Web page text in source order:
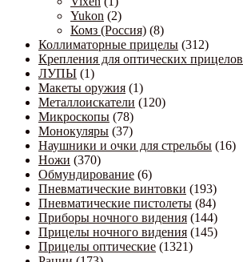
Yukon (2)
Комз (Россия) (8)
Коллиматорные прицелы (312)
Крепления для оптических прицелов
ЛУПЫ (1)
Макеты оружия (1)
Металлоискатели (120)
Микроскопы (78)
Монокуляры (37)
Наушники и очки для стрельбы (16)
Ножи (370)
Обмундирование (6)
Пневматические винтовки (193)
Пневматические пистолеты (84)
Приборы ночного видения (144)
Прицелы ночного видения (145)
Прицелы оптические (1321)